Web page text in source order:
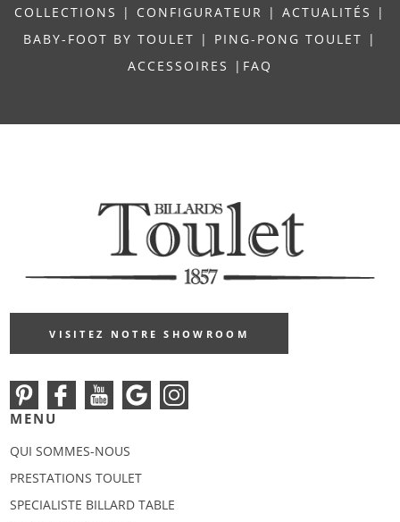
COLLECTIONS | CONFIGURATEUR | ACTUALITÉS
|
BABY-FOOT BY TOULET | PING-PONG TOULET |
ACCESSOIRES
| FAQ
VISITEZ NOTRE SHOWROOM
MENU
QUI SOMMES-NOUS
PRESTATIONS TOULET
SPECIALISTE BILLARD TABLE